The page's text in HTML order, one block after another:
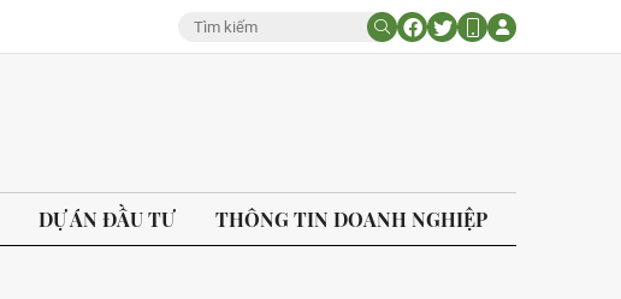
DỰ ÁN ĐẦU TƯ THÔNG TIN DOANH NGHIỆP